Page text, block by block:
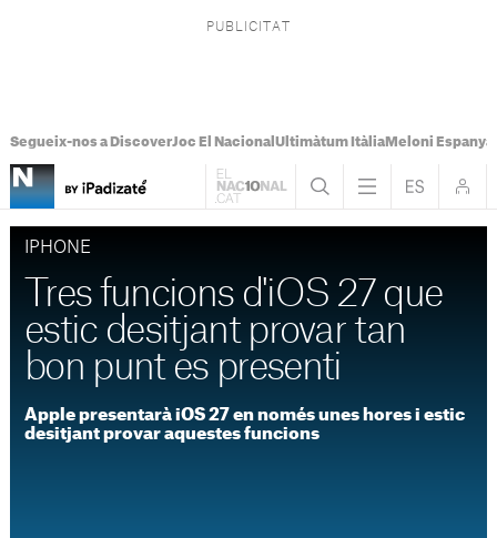
Segueix-nos a DiscoverJoc El Nacional Ultimàtum ItàliaMeloni Espanya
IPHONE
Tres funcions d'iOS 27 que
estic desitjant provar tan
bon punt es presenti
Apple presentarà iOS 27 en només unes hores i estic
desitjant provar aquestes funcions